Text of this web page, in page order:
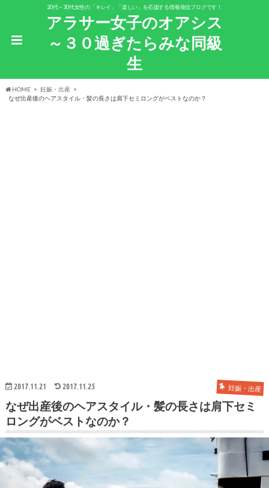
20代～30代女性の「キレイ」「楽しい」を応援する情報発信ブログです！
アラサー女子のオアシス
～３０過ぎたらみな同級
生
HOME
妊娠・出産
なぜ出産後のヘアスタイル・髪の長さは肩下セミロングがベストなのか？
2017.11.21 2017.11.25 妊娠・出産
なぜ出産後のヘアスタイル・髪の長さは肩下セミ
ロングがベストなのか？